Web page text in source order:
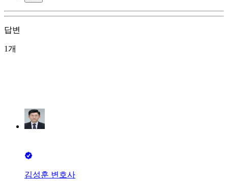
답변
1개
김성훈 변호사